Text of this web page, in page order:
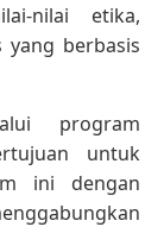
nilai etika,
berbasis
program
untuk
ini dengan